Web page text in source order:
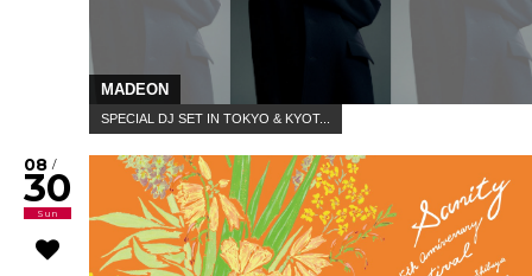
MADEON
SPECIAL DJ SET IN TOKYO & KYOT...
08 /
30
Sun